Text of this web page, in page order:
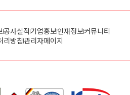
공사실적 기업홍보인재정보커뮤니티
리방침관리자페이지